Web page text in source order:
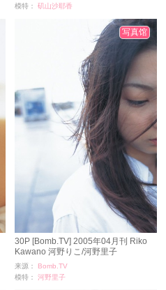
模特：
矶山沙耶香
30P [Bomb.TV] 2005年04月刊 Riko
Kawano 河野りこ/河野里子
来源：
Bomb.TV
模特：
河野里子
写真馆